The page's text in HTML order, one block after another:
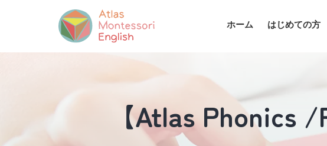
ホーム はじめての方
【Atlas